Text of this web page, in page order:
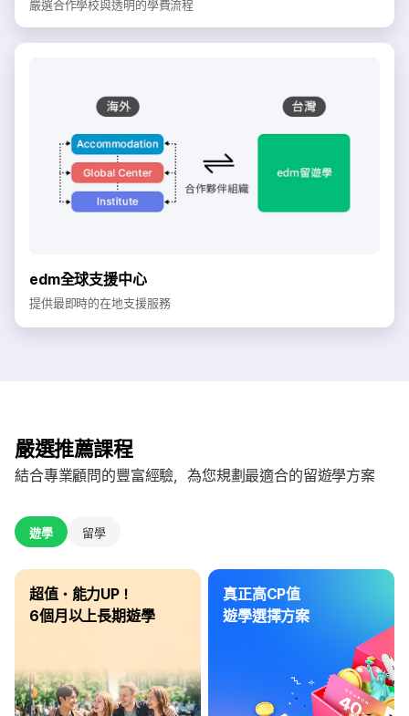
嚴選合作學校與透明的學費流程
edm全球支援中心
提供最即時的在地支援服務
嚴選推薦課程
結合專業顧問的豐富經驗，為您規劃最適合的留遊學方案
遊學 留學
超值・能力UP！
6個月以上長期遊學
真正高CP值
遊學選擇方案